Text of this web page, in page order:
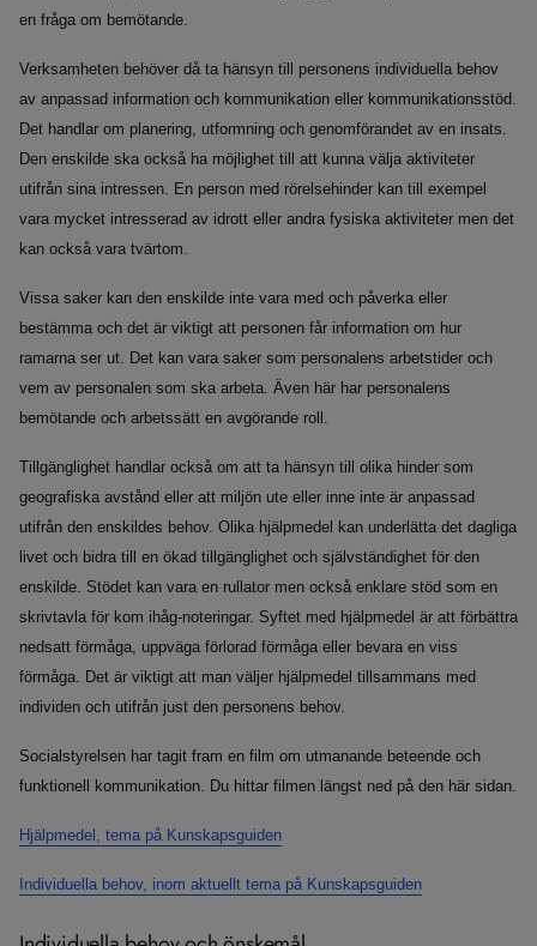
en fråga om bemötande.
Verksamheten behöver då ta hänsyn till personens individuella behov
av anpassad information och kommunikation eller kommunikationsstöd.
Det handlar om planering, utformning och genomförandet av en insats.
Den enskilde ska också ha möjlighet till att kunna välja aktiviteter
utifrån sina intressen. En person med rörelsehinder kan till exempel
vara mycket intresserad av idrott eller andra fysiska aktiviteter men det
kan också vara tvärtom.
Vissa saker kan den enskilde inte vara med och påverka eller
bestämma och det är viktigt att personen får information om hur
ramarna ser ut. Det kan vara saker som personalens arbetstider och
vem av personalen som ska arbeta. Även här har personalens
bemötande och arbetssätt en avgörande roll.
Tillgänglighet handlar också om att ta hänsyn till olika hinder som
geografiska avstånd eller att miljön ute eller inne inte är anpassad
utifrån den enskildes behov. Olika hjälpmedel kan underlätta det dagliga
livet och bidra till en ökad tillgänglighet och självständighet för den
enskilde. Stödet kan vara en rullator men också enklare stöd som en
skrivtavla för kom ihåg-noteringar. Syftet med hjälpmedel är att förbättra
nedsatt förmåga, uppväga förlorad förmåga eller bevara en viss
förmåga. Det är viktigt att man väljer hjälpmedel tillsammans med
individen och utifrån just den personens behov.
Socialstyrelsen har tagit fram en film om utmanande beteende och
funktionell kommunikation. Du hittar filmen längst ned på den här sidan.
Hjälpmedel, tema på Kunskapsguiden
Individuella behov, inom aktuellt tema på Kunskapsguiden